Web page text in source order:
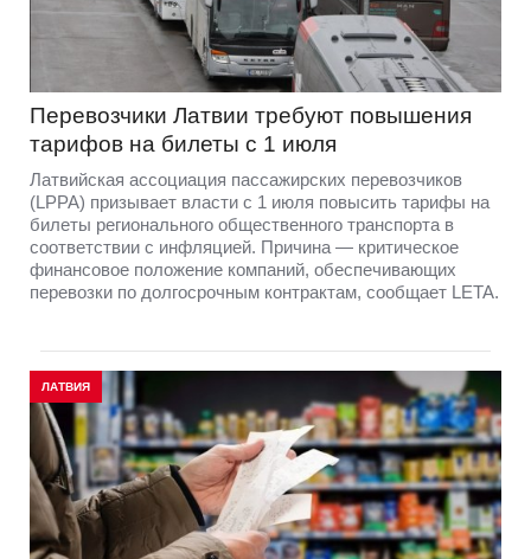
Перевозчики Латвии требуют повышения
тарифов на билеты с 1 июля
Латвийская ассоциация пассажирских перевозчиков
(LPPA) призывает власти с 1 июля повысить тарифы на
билеты регионального общественного транспорта в
соответствии с инфляцией. Причина — критическое
финансовое положение компаний, обеспечивающих
перевозки по долгосрочным контрактам, сообщает LETA.
ЛАТВИЯ